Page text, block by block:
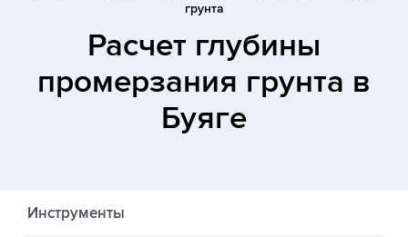
грунта
Расчет глубины
промерзания грунта в
Буяге
Инструменты